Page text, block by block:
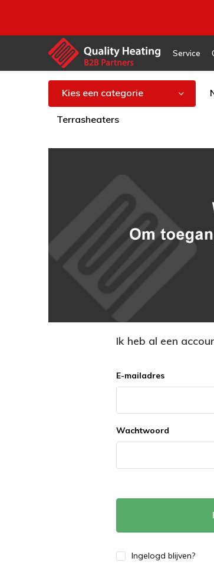
Service
Kies een categorie
Terrasheaters
Ik heb al een
E-mailadres
Wachtwoord
Ingelogd blijven?